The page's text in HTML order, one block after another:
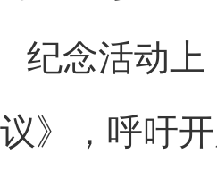
纪念活动上
议》，呼吁